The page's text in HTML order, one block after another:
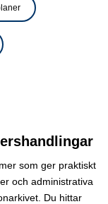
som ger praktiskt
och administrativa
Du hittar